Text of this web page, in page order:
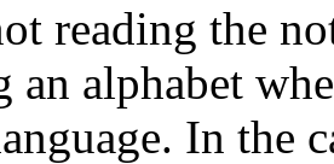
reading the
an alphabet
In the